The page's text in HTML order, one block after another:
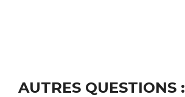
AUTRES QUESTIONS :